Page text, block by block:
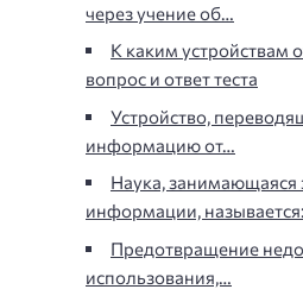
через учение об…
К каким устройствам
вопрос и ответ теста
Устройство,
информацию от…
Наука, занимающаяся
информации,
Предотвращение
использования,…